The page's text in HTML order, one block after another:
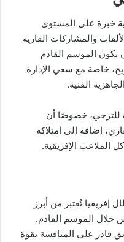
خبرة على المستوى
والمشاركات القارية
يكون الموسم القادم
خاصة مع سعي الإدارة
الفنية.
للترجي، خصوصًا أن
إضافة إلى امتلاكه
الملاعب الإفريقية.
إفريقيا تُعتبر من أبرز
خلال الموسم القادم.
قادر على المنافسة بقوة